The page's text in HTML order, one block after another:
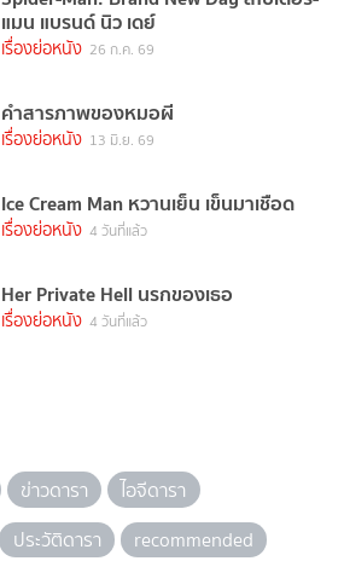
แมน แบรนด์ นิว เดย์
เรื่องย่อหนัง 26 ก.ค. 69
คำสารภาพของหมอผี
เรื่องย่อหนัง 13 มิ.ย. 69
Ice Cream Man หวานเย็น เข็นมาเชือด
เรื่องย่อหนัง 4 วันที่แล้ว
Her Private Hell นรกของเธอ
เรื่องย่อหนัง 4 วันที่แล้ว
ข่าวดารา
ไอจีดารา
ประวัติดารา
recommended